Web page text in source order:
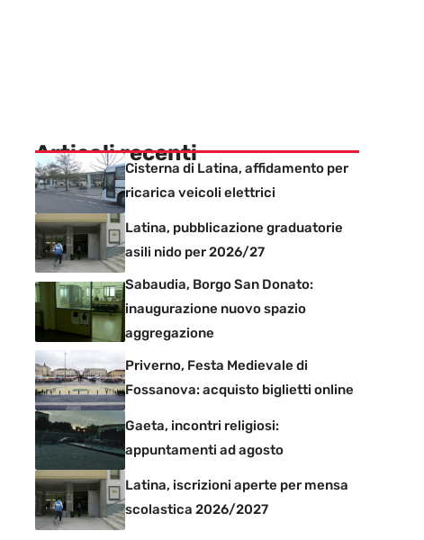
Articoli recenti
Cisterna di Latina, affidamento per
ricarica veicoli elettrici
Latina, pubblicazione graduatorie
asili nido per 2026/27
Sabaudia, Borgo San Donato:
inaugurazione nuovo spazio
aggregazione
Priverno, Festa Medievale di
Fossanova: acquisto biglietti online
Gaeta, incontri religiosi:
appuntamenti ad agosto
Latina, iscrizioni aperte per mensa
scolastica 2026/2027